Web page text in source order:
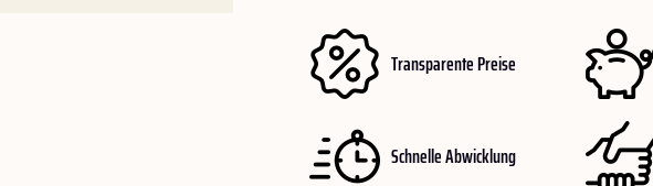
Transparente Preise
Schnelle Abwicklung